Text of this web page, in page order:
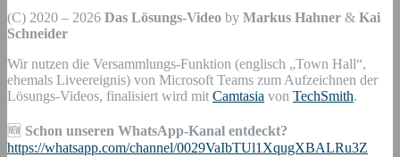
(C) 2020 – 2026 Das Lösungs-Video by Markus Hahner & Kai
Schneider
Wir nutzen die Versammlungs-Funktion (englisch „Town Hall“,
ehemals Liveereignis) von Microsoft Teams zum Aufzeichnen der
Lösungs-Videos, finalisiert wird mit Camtasia von TechSmith.
🆕 Schon unseren WhatsApp-Kanal entdeckt?
https://whatsapp.com/channel/0029VaIbTUl1XqugXBALRu3Z